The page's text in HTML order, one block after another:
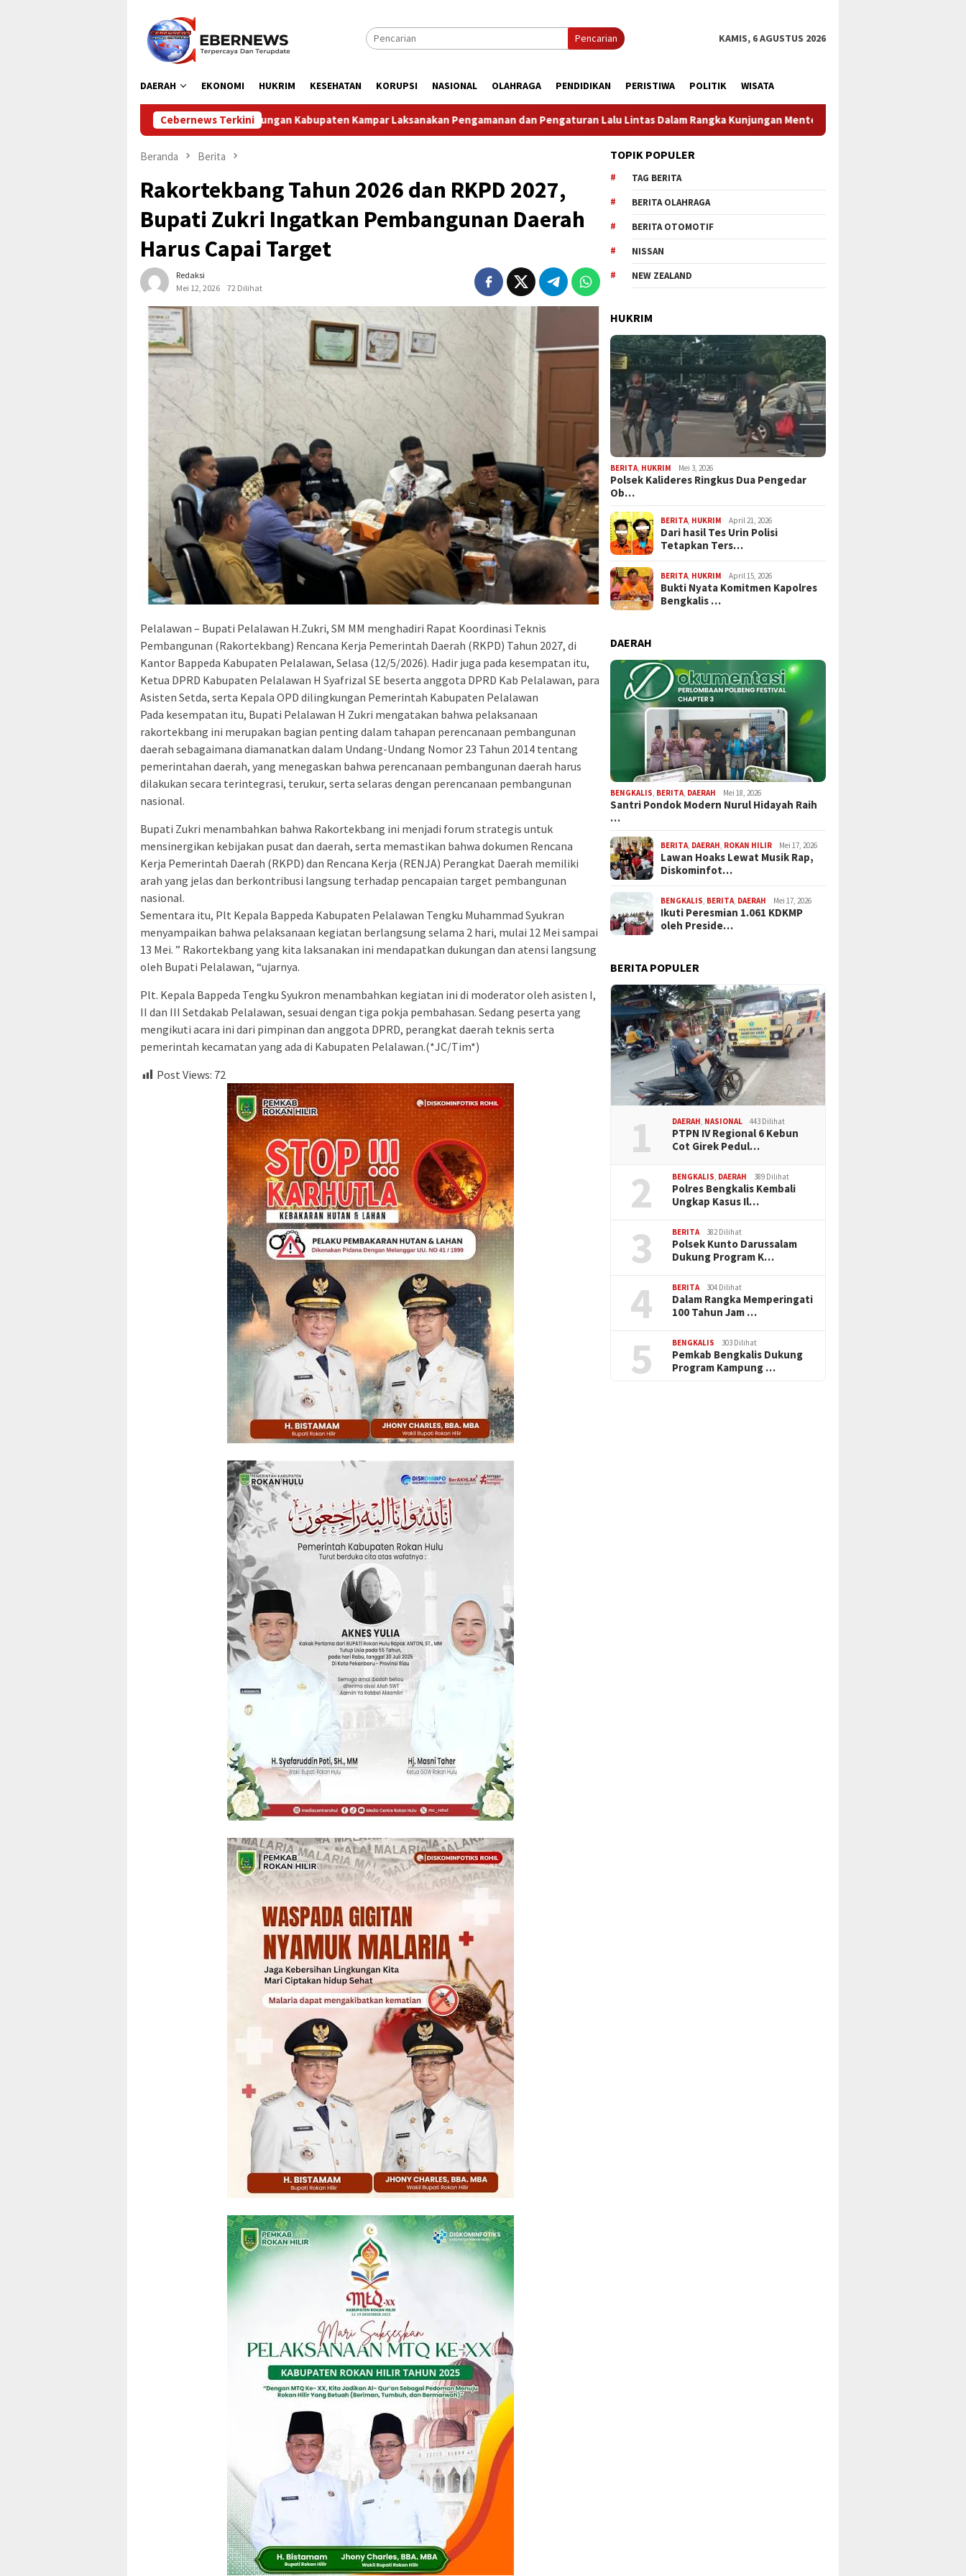
konten
Pencarian KAMIS, 6 AGUSTUS 2026
DAERAH EKONOMI HUKRIM KESEHATAN KORUPSI NASIONAL OLAHRAGA PENDIDIKAN PERISTIWA POLITIK WISATA
Cebernews Terkini
Dinas Perhubungan Kabupaten Kampar Laksanakan Pengamanan dan Pengaturan Lalu Lintas Dalam Rangka Kunjungan Menteri Pertahanan RI Profesionalisme Prajurit Jadi
Beranda Berita
Rakortekbang Tahun 2026 dan RKPD 2027,
Bupati Zukri Ingatkan Pembangunan Daerah
Harus Capai Target
Redaksi
Mei 12, 2026
72 Dilihat
Pelalawan – Bupati Pelalawan H.Zukri, SM MM menghadiri Rapat Koordinasi Teknis
Pembangunan (Rakortekbang) Rencana Kerja Pemerintah Daerah (RKPD) Tahun 2027, di
Kantor Bappeda Kabupaten Pelalawan, Selasa (12/5/2026). Hadir juga pada kesempatan itu,
Ketua DPRD Kabupaten Pelalawan H Syafrizal SE beserta anggota DPRD Kab Pelalawan, para
Asisten Setda, serta Kepala OPD dilingkungan Pemerintah Kabupaten Pelalawan
Pada kesempatan itu, Bupati Pelalawan H Zukri mengatakan bahwa pelaksanaan
rakortekbang ini merupakan bagian penting dalam tahapan perencanaan pembangunan
daerah sebagaimana diamanatkan dalam Undang-Undang Nomor 23 Tahun 2014 tentang
pemerintahan daerah, yang menegaskan bahwa perencanaan pembangunan daerah harus
dilakukan secara terintegrasi, terukur, serta selaras dengan perencanaan pembangunan
nasional.
Bupati Zukri menambahkan bahwa Rakortekbang ini menjadi forum strategis untuk
mensinergikan kebijakan pusat dan daerah, serta memastikan bahwa dokumen Rencana
Kerja Pemerintah Daerah (RKPD) dan Rencana Kerja (RENJA) Perangkat Daerah memiliki
arah yang jelas dan berkontribusi langsung terhadap pencapaian target pembangunan
nasional.
Sementara itu, Plt Kepala Bappeda Kabupaten Pelalawan Tengku Muhammad Syukran
menyampaikan bahwa pelaksanaan kegiatan berlangsung selama 2 hari, mulai 12 Mei sampai
13 Mei. ” Rakortekbang yang kita laksanakan ini mendapatkan dukungan dan atensi langsung
oleh Bupati Pelalawan, “ujarnya.
Plt. Kepala Bappeda Tengku Syukron menambahkan kegiatan ini di moderator oleh asisten I,
II dan III Setdakab Pelalawan, sesuai dengan tiga pokja pembahasan. Sedang peserta yang
mengikuti acara ini dari pimpinan dan anggota DPRD, perangkat daerah teknis serta
pemerintah kecamatan yang ada di Kabupaten Pelalawan.(*JC/Tim*)
Post Views: 72
TOPIK POPULER
TAG BERITA
BERITA OLAHRAGA
BERITA OTOMOTIF
NISSAN
NEW ZEALAND
HUKRIM
BERITA HUKRIM Mei 3, 2026
Polsek Kalideres Ringkus Dua Pengedar
Ob…
BERITA HUKRIM April 21, 2026
Dari hasil Tes Urin Polisi
Tetapkan Ters…
BERITA HUKRIM April 15, 2026
Bukti Nyata Komitmen Kapolres
Bengkalis …
DAERAH
BENGKALIS BERITA DAERAH Mei 18, 2026
Santri Pondok Modern Nurul Hidayah Raih
…
BERITA DAERAH ROKAN HILIR Mei 17, 2026
Lawan Hoaks Lewat Musik Rap,
Diskominfot…
BENGKALIS BERITA DAERAH Mei 17, 2026
Ikuti Peresmian 1.061 KDKMP
oleh Preside…
BERITA POPULER
1 DAERAH, NASIONAL 443 Dilihat
PTPN IV Regional 6 Kebun
Cot Girek Pedul…
2 BENGKALIS, DAERAH 389 Dilihat
Polres Bengkalis Kembali
Ungkap Kasus Il…
3 BERITA 382 Dilihat
Polsek Kunto Darussalam
Dukung Program K…
4 BERITA 304 Dilihat
Dalam Rangka Memperingati
100 Tahun Jam …
5 BENGKALIS 303 Dilihat
Pemkab Bengkalis Dukung
Program Kampung …